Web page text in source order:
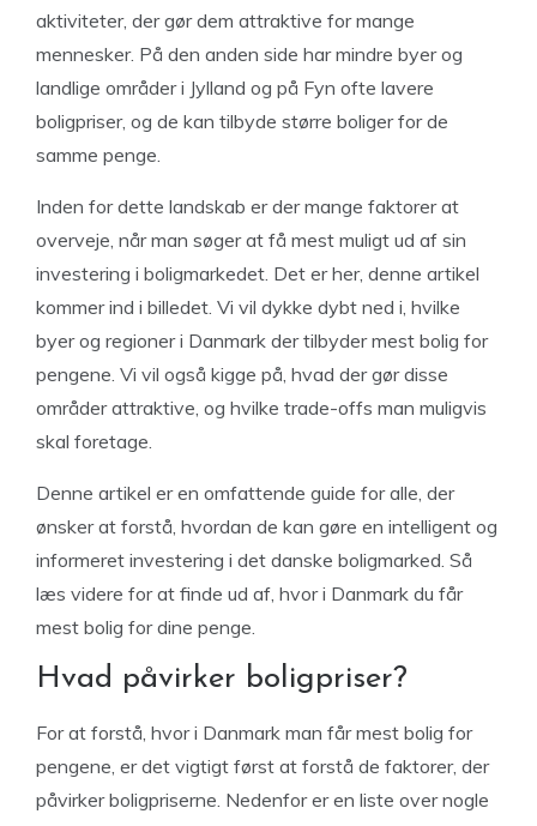
aktiviteter, der gør dem attraktive for mange
mennesker. På den anden side har mindre byer og
landlige områder i Jylland og på Fyn ofte lavere
boligpriser, og de kan tilbyde større boliger for de
samme penge.
Inden for dette landskab er der mange faktorer at
overveje, når man søger at få mest muligt ud af sin
investering i boligmarkedet. Det er her, denne artikel
kommer ind i billedet. Vi vil dykke dybt ned i, hvilke
byer og regioner i Danmark der tilbyder mest bolig for
pengene. Vi vil også kigge på, hvad der gør disse
områder attraktive, og hvilke trade-offs man muligvis
skal foretage.
Denne artikel er en omfattende guide for alle, der
ønsker at forstå, hvordan de kan gøre en intelligent og
informeret investering i det danske boligmarked. Så
læs videre for at finde ud af, hvor i Danmark du får
mest bolig for dine penge.
Hvad påvirker boligpriser?
For at forstå, hvor i Danmark man får mest bolig for
pengene, er det vigtigt først at forstå de faktorer, der
påvirker boligpriserne. Nedenfor er en liste over nogle